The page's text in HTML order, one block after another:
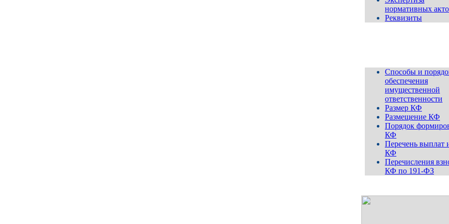
нормативных
Реквизиты
Способы и
обеспечения
имущественной
ответственности
Размер КФ
Размещение КФ
Порядок
КФ
Перечень выплат
КФ
Перечисления
КФ по 191-ФЗ